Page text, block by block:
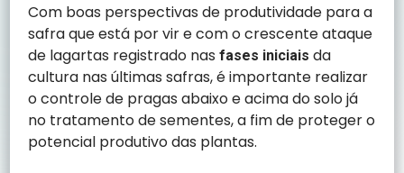
Com boas perspectivas de produtividade para a
safra que está por vir e com o crescente ataque
de lagartas registrado nasfases iniciais da
cultura nas últimas safras, é importante realizar
o controle de pragas abaixo e acima do solo já
no tratamento de sementes, a fim de proteger o
potencial produtivo das plantas.